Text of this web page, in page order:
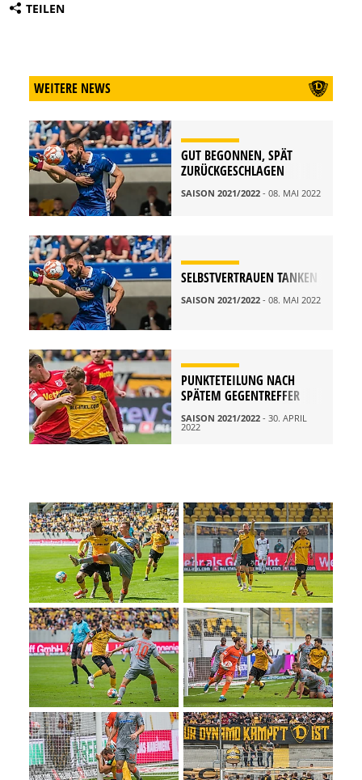
TEILEN
WEITERE NEWS
GUT BEGONNEN, SPÄT
ZURÜCKGESCHLAGEN
SAISON 2021/2022 - 08. MAI 2022
SELBSTVERTRAUEN TANKEN
SAISON 2021/2022 - 08. MAI 2022
PUNKTETEILUNG NACH
SPÄTEM GEGENTREFFER
SAISON 2021/2022 - 30. APRIL
2022